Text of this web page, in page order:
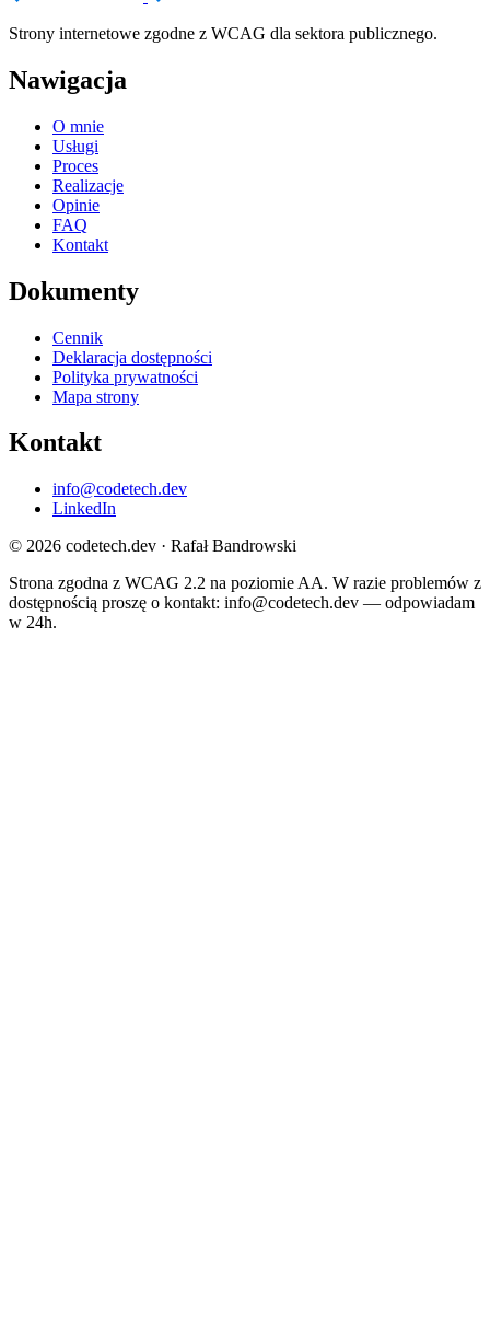
Strony internetowe zgodne z WCAG dla sektora publicznego.
Nawigacja
O mnie
Usługi
Proces
Realizacje
Opinie
FAQ
Kontakt
Dokumenty
Cennik
Deklaracja dostępności
Polityka prywatności
Mapa strony
Kontakt
info@codetech.dev
LinkedIn
© 2026 codetech.dev · Rafał Bandrowski
Strona zgodna z WCAG 2.2 na poziomie AA. W razie problemów z
dostępnością proszę o kontakt: info@codetech.dev — odpowiadam
w 24h.